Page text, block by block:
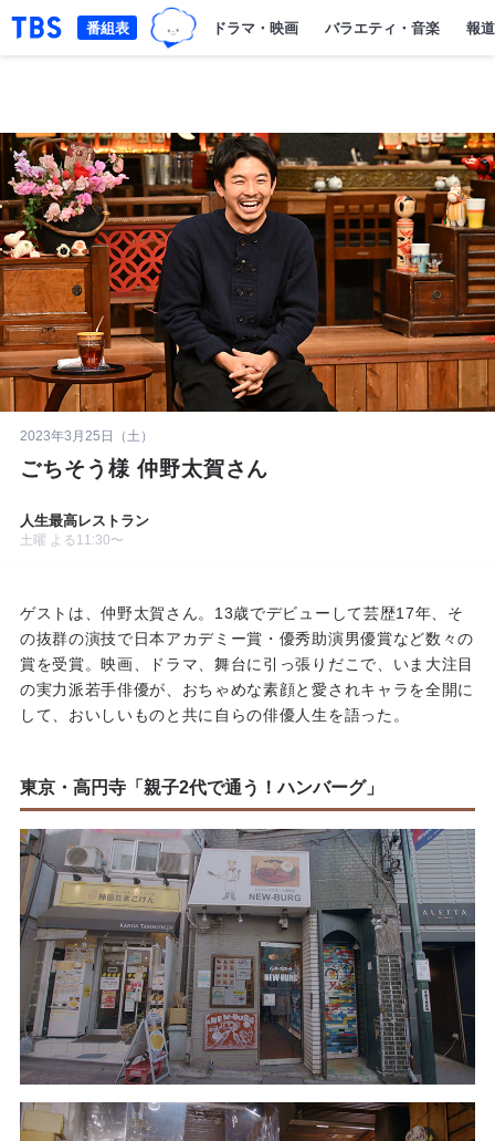
「TBSテレビ｜ときめくときを。」トップページ
TBSグループキャラクター『ワクテ
ドラマ・映画 バラエティ・音楽 報
番組表
2023年3月25日（土）
ごちそう様 仲野太賀さん
人生最高レストラン
土曜 よる11:30〜
ゲストは、仲野太賀さん。13歳でデビューして芸歴17年、そ
の抜群の演技で日本アカデミー賞・優秀助演男優賞など数々の
賞を受賞。映画、ドラマ、舞台に引っ張りだこで、いま大注目
の実力派若手俳優が、おちゃめな素顔と愛されキャラを全開に
して、おいしいものと共に自らの俳優人生を語った。
東京・高円寺「親子2代で通う！ハンバーグ」